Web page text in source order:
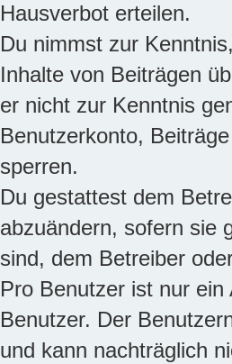
Hausverbot erteilen.
Du nimmst zur
Inhalte von Beiträgen
er nicht zur Kenntnis
Benutzerkonto,
sperren.
Du gestattest dem
abzuändern, sofern sie
sind, dem Betreiber
Pro Benutzer ist nur
Benutzer. Der
und kann nachträglich